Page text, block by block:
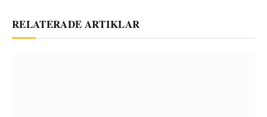
RELATERADE ARTIKLAR